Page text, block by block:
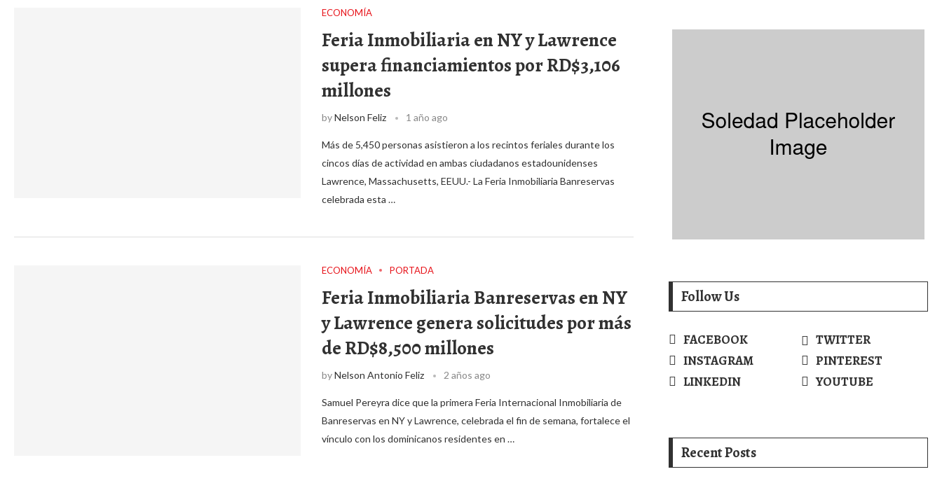
ECONOMÍA
Feria Inmobiliaria en NY y Lawrence
supera financiamientos por RD$3,106
millones
byNelson Feliz 1 año ago
Más de 5,450 personas asistieron a los recintos feriales durante los
cincos días de actividad en ambas ciudadanos estadounidenses
Lawrence, Massachusetts, EEUU.- La Feria Inmobiliaria Banreservas
celebrada esta …
ECONOMÍA PORTADA
Feria Inmobiliaria Banreservas en NY
y Lawrence genera solicitudes por más
de RD$8,500 millones
byNelson Antonio Feliz 2 años ago
Samuel Pereyra dice que la primera Feria Internacional Inmobiliaria de
Banreservas en NY y Lawrence, celebrada el fin de semana, fortalece el
vínculo con los dominicanos residentes en …
Follow Us
FACEBOOK
TWITTER
INSTAGRAM
PINTEREST
LINKEDIN
YOUTUBE
Recent Posts